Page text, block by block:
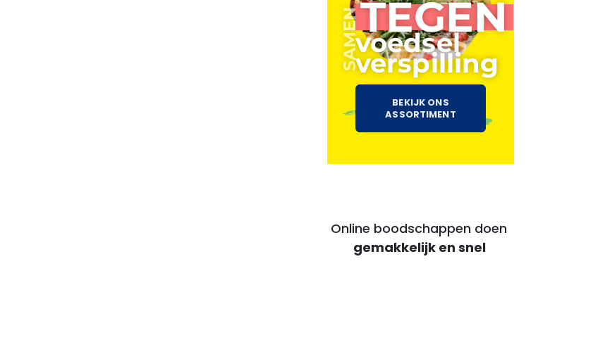
SAMENTEGEN
voedsel
verspilling
BEKIJK ONS
ASSORTIMENT
Online boodschappen doen
voor voordelige maaltijden